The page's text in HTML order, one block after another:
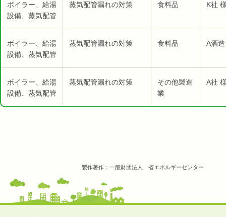
ボイラー、給湯
設備、蒸気配管
蒸気配管漏れの対策 食料品 K社
ボイラー、給湯
設備、蒸気配管
蒸気配管漏れの対策 食料品 A酒
ボイラー、給湯
設備、蒸気配管
蒸気配管漏れの対策
その他製造
業
A社
製作著作：一般財団法人 省エネルギーセンター